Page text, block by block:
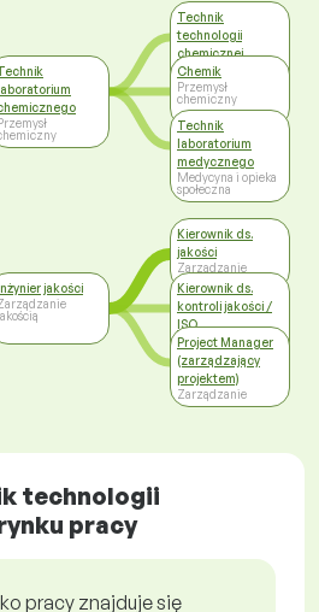
laboratorium
Przemysł
Inżynier jakości
Technik
technologii
chemicznej
Przemysł
chemiczny
Chemik
Przemysł
chemiczny
Technik
laboratorium
medycznego
Medycyna i opieka
społeczna
Kierownik ds.
jakości
Zarządzanie
Kierownik ds.
kontroli jakości /
ISO
Kierownictwo
wysokiego szczebla
Project Manager
(zarządzający
projektem)
Zarządzanie
technologii
pracy
pracy znajduje się